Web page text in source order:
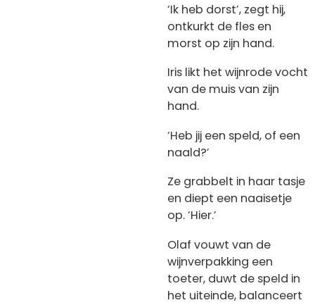
‘Ik heb dorst’, zegt hij,
ontkurkt de fles en
morst op zijn hand.
Iris likt het wijnrode vocht
van de muis van zijn
hand.
‘Heb jij een speld, of een
naald?’
Ze grabbelt in haar tasje
en diept een naaisetje
op. ‘Hier.’
Olaf vouwt van de
wijnverpakking een
toeter, duwt de speld in
het uiteinde, balanceert